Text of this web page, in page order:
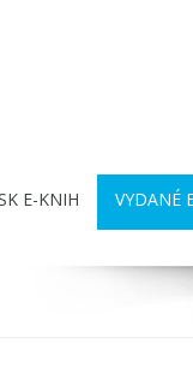
E-KNIH VYDANÉ